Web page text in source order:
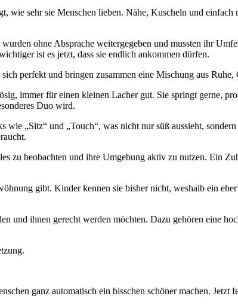
sehr sie Menschen lieben. Nähe, Kuscheln und
ohne Absprache weitergegeben und mussten ihr
ist es jetzt, dass sie endlich ankommen dürfen.
perfekt und bringen zusammen eine Mischung aus
immer für einen kleinen Lacher gut. Sie springt gerne,
Duo wird.
„Sitz“ und „Touch“, was nicht nur süß aussieht,
zu beobachten und ihre Umgebung aktiv zu nutzen. Ein
gibt. Kinder kennen sie bisher nicht, weshalb ein
und ihnen gerecht werden möchten. Dazu gehören eine
ganz automatisch ein bisschen schöner machen. Jetzt